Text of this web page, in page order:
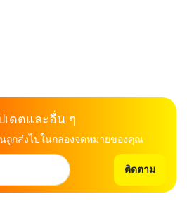
เดตและอื่น ๆ
ถูกส่งไปในกล่องจดหมายของคุณ
ติดตาม